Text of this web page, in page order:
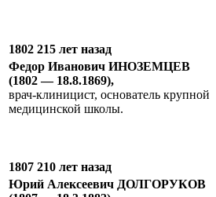
1802 215 лет назад
Федор Иванович ИНОЗЕМЦЕВ
(1802 — 18.8.1869),
врач-клиницист, основатель крупной
медицинской школы.
1807 210 лет назад
Юрий Алексеевич ДОЛГОРУКОВ